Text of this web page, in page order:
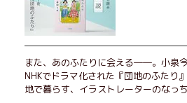
また、あのふたりに会える――。小泉今
NHKでドラマ化された『団地のふた
地で暮らす、イラストレーターのなっ